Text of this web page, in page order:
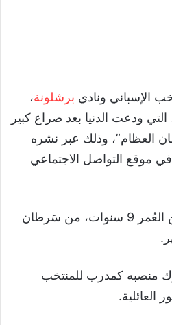
الإسباني ونادي برشلونة،
ودعت الدنيا بعد صراع كبير
العظام”، وذلك عبر نشره
موقع التواصل الاجتماعي
وعَانت “تشانا”، البالغة من العُمر 9 سنوات، من سَرطان
منصبه كمدرب للمنتخب
العائلية.